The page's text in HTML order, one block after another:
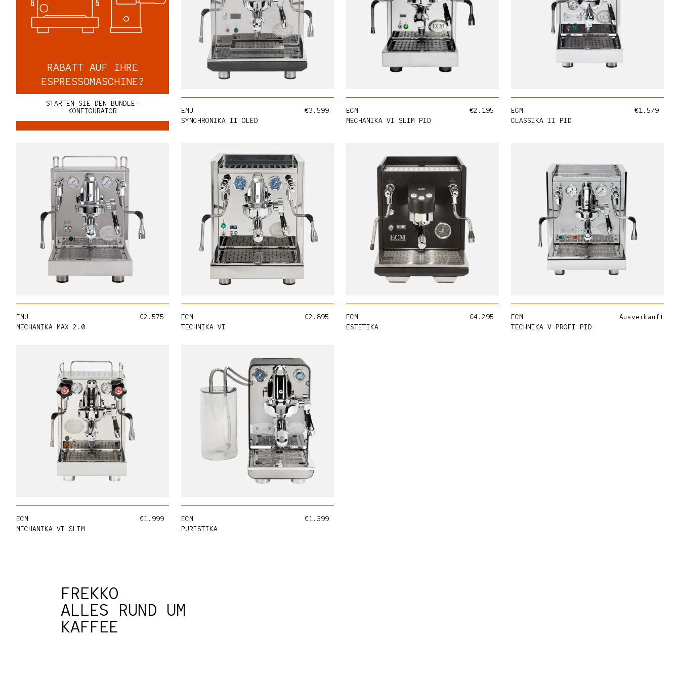
HINZUFÜGEN
Normaler Preis
€3.599
EMU
SYNCHRONIKA II OLED
Normaler Preis
€2.195
ECM
MECHANIKA VI SLIM PID
Normaler
€1.579
ECM
CLASSIKA II PID
Normaler Preis
€2.575
EMU
MECHANIKA MAX 2.0
HINZUFÜGEN
Normaler Preis
€2.895
ECM
TECHNIKA VI
HINZUFÜGEN
Normaler Preis
€4.295
ECM
ESTETIKA
Ausverkauft
ECM
TECHNIKA V PROFI PID
Normaler Preis
€1.999
ECM
MECHANIKA VI SLIM
Normaler Preis
€1.399
ECM
PURISTIKA
RABATT AUF IHRE
ESPRESSOMASCHINE?
STARTEN SIE DEN BUNDLE-
KONFIGURATOR
FREKKO
ALLES RUND UM
KAFFEE